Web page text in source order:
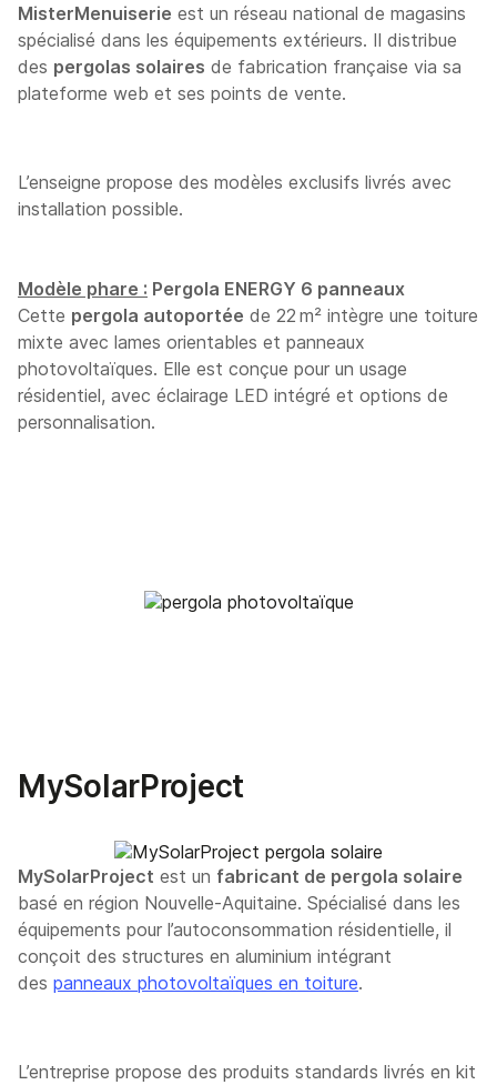
MisterMenuiserie est un réseau national de magasins
spécialisé dans les équipements extérieurs. Il distribue
des pergolas solaires de fabrication française via sa
plateforme web et ses points de vente.
L’enseigne propose des modèles exclusifs livrés avec
installation possible.
Modèle phare : Pergola ENERGY 6 panneaux
Cette pergola autoportée de 22 m² intègre une toiture
mixte avec lames orientables et panneaux
photovoltaïques. Elle est conçue pour un usage
résidentiel, avec éclairage LED intégré et options de
personnalisation.
MySolarProject
MySolarProject est un fabricant de pergola solaire
basé en région Nouvelle-Aquitaine. Spécialisé dans les
équipements pour l’autoconsommation résidentielle, il
conçoit des structures en aluminium intégrant
des panneaux photovoltaïques en toiture.
L’entreprise propose des produits standards livrés en kit